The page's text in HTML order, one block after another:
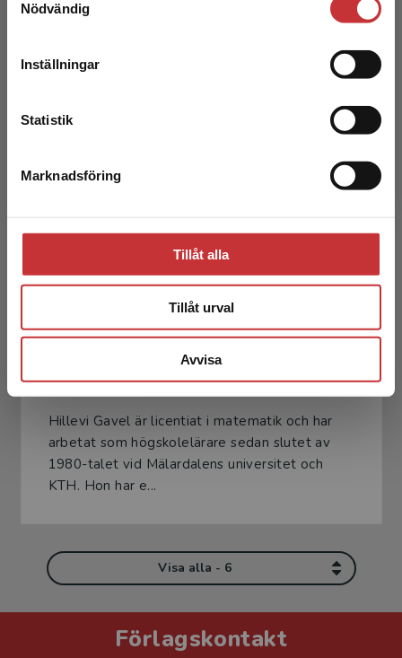
Nödvändig
Inställningar
Statistik
Marknadsföring
Tillåt alla
Tillåt urval
Avvisa
att kunna slutföra ett köp måste
matematikdidaktik vid Mälardalens universitet,
Hillevi Gavel
Hillevi Gavel är licentiat i matematik och har
arbetat som högskolelärare sedan slutet av
1980-talet vid Mälardalens universitet och
KTH. Hon har e...
Visa alla - 6
Förlagskontakt